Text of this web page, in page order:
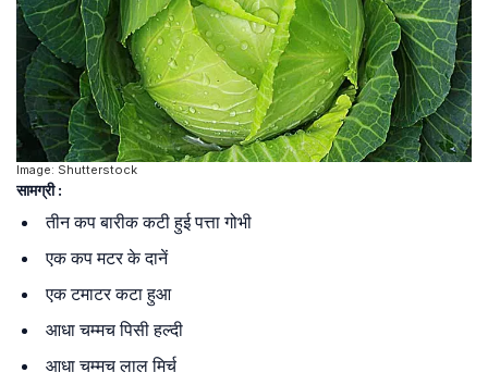
Image: Shutterstock
सामग्री :
तीन कप बारीक कटी हुई पत्ता गोभी
एक कप मटर के दानें
एक टमाटर कटा हुआ
आधा चम्मच पिसी हल्दी
आधा चम्मच लाल मिर्च